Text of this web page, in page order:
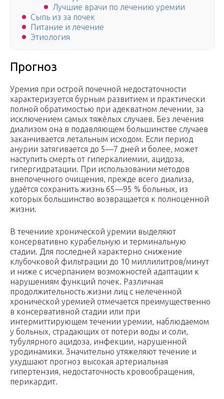
Лучшие врачи по лечению уремии
Сыпь из за почек
Питание и лечение
Этиология
Прогноз
Уремия при острой почечной недостаточности
характеризуется бурным развитием и практически
полной обратимостью при адекватном лечении, за
исключением самых тяжёлых случаев. Без лечения
диализом она в подавляющем большинстве случаев
заканчивается летальным исходом. Если период
анурии затягивается до 5—7 дней и более, может
наступить смерть от гиперкалиемии, ацидоза,
гипергидратации. При использовании методов
внепочечного очищения, прежде всего диализа,
удаётся сохранить жизнь 65—95 % больных, из
которых большинство возвращается к полноценной
жизни.
В течениие хронической уремии выделяют
консервативно курабельную и терминальную
стадии. Для последней характерно снижение
клубочковой фильтрации до 10 миллилитров/минут
и ниже с исчерпанием возможностей адаптации к
нарушениям функций почек. Различная
продолжительность жизни лиц с нелеченной
хронической уремией отмечается преимущественно
в консервативной стадии или при
интермиттирующем течении уремии, наблюдаемом
у больных, страдающих от потери воды и соли,
тубулярного ацидоза, инфекции, нарушенной
уродинамики. Значительно утяжеляют течение и
ухудшают прогноз высокая артериальная
гипертензия, недостаточность кровообращения,
перикардит.